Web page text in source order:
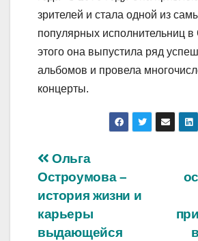
зрителей и стала одной из
популярных исполнительниц
этого она выпустила ряд
альбомов и провела
концерты.
Навигация
по
записям
Ольга
Остроумова –
история жизни и
карьеры
выдающейся